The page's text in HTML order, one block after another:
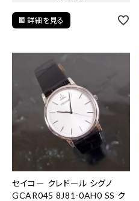
詳細を見る
セイコー クレドール シグノ
GCAR045 8J81-0AH0 SS ク